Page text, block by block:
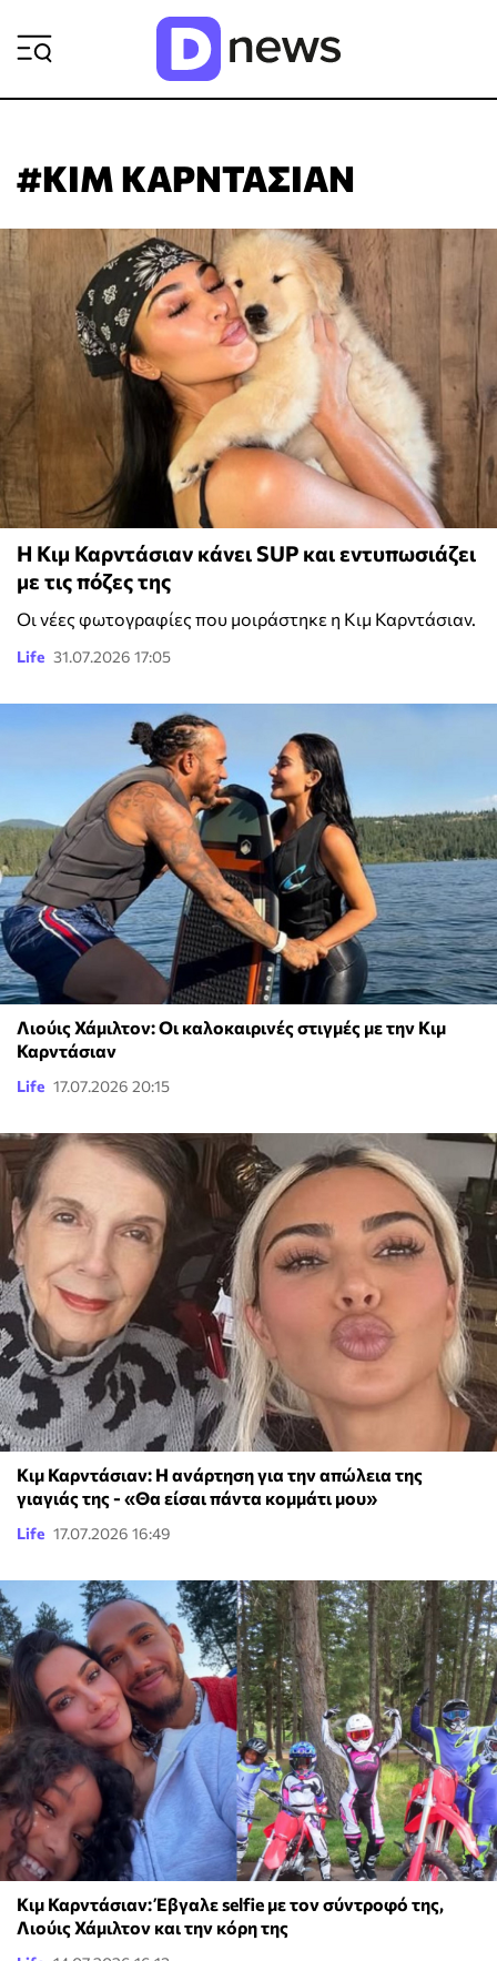
#ΚΙΜ ΚΑΡΝΤΑΣΙΑΝ
Η Κιμ Καρντάσιαν κάνει SUP και εντυπωσιάζει
με τις πόζες της
Οι νέες φωτογραφίες που μοιράστηκε η Κιμ Καρντάσιαν.
Life 31.07.2026 17:05
Λιούις Χάμιλτον: Οι καλοκαιρινές στιγμές με την Κιμ
Καρντάσιαν
Life 17.07.2026 20:15
Κιμ Καρντάσιαν: Η ανάρτηση για την απώλεια της
γιαγιάς της - «Θα είσαι πάντα κομμάτι μου»
Life 17.07.2026 16:49
Κιμ Καρντάσιαν: Έβγαλε selfie με τον σύντροφό της,
Λιούις Χάμιλτον και την κόρη της